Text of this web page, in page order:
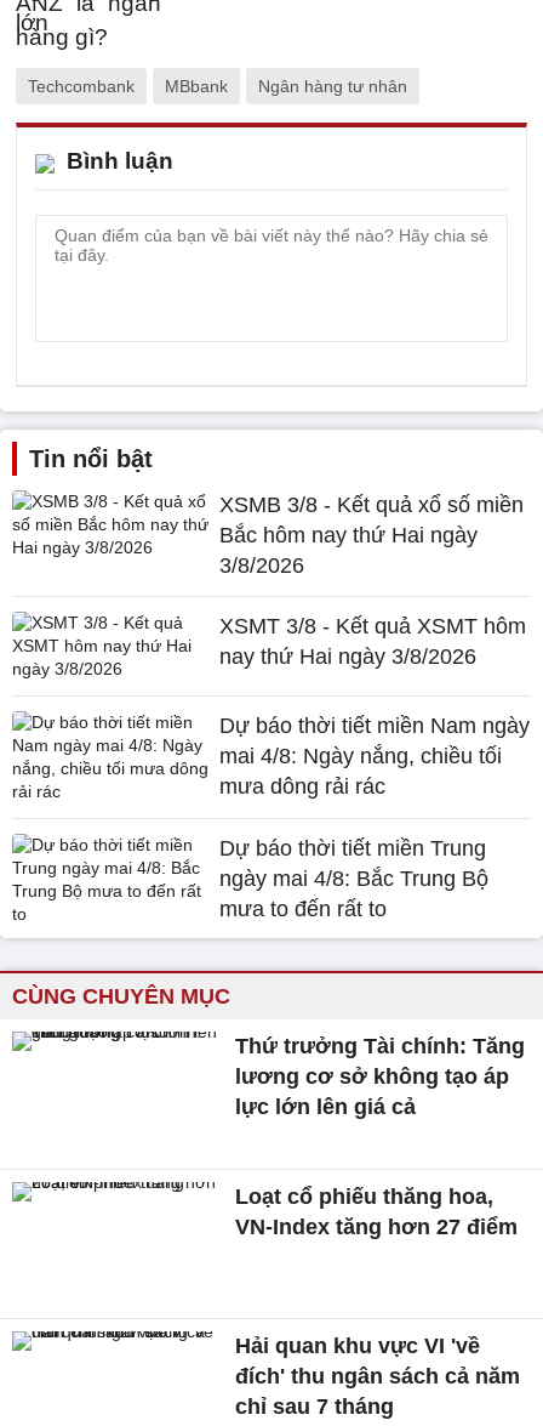
Techcombank MBbank Ngân hàng tư nhân
Bình luận
Tin nổi bật
XSMB 3/8 - Kết quả xổ số miền
Bắc hôm nay thứ Hai ngày
3/8/2026
XSMT 3/8 - Kết quả XSMT hôm
nay thứ Hai ngày 3/8/2026
Dự báo thời tiết miền Nam ngày
mai 4/8: Ngày nắng, chiều tối
mưa dông rải rác
Dự báo thời tiết miền Trung
ngày mai 4/8: Bắc Trung Bộ
mưa to đến rất to
CÙNG CHUYÊN MỤC
Thứ trưởng Tài chính: Tăng
lương cơ sở không tạo áp
lực lớn lên giá cả
Loạt cổ phiếu thăng hoa,
VN-Index tăng hơn 27 điểm
Hải quan khu vực VI 'về
đích' thu ngân sách cả năm
chỉ sau 7 tháng